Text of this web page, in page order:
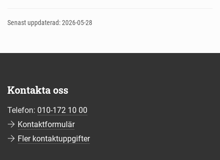
Senast uppdaterad: 2026-05-28
Kontakta oss
Telefon: 010-172 10 00
Kontaktformulär
Fler kontaktuppgifter